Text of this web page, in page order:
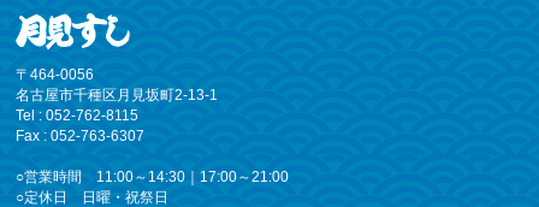
〒464-0056
名古屋市千種区月見坂町2-13-1
Tel : 052-762-8115
Fax : 052-763-6307
○営業時間 11:00～14:30｜17:00～21:00
○定休日 日曜・祝祭日